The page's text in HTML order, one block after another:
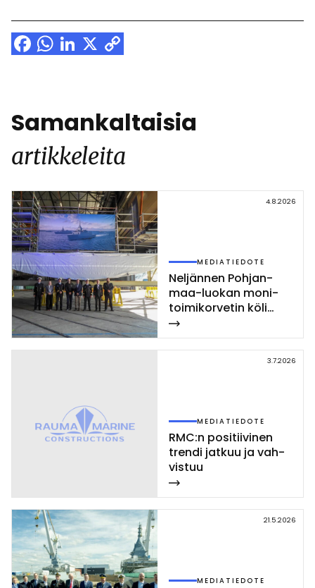
Samankaltaisia
artikkeleita
4.8.2026
MEDIATIEDOTE
Nel­jän­nen Poh­jan­
maa-luo­kan mo­ni­
toi­mi­kor­ve­tin kö­li
las­ket­tiin Rau­mal­la
3.7.2026
MEDIATIEDOTE
RMC:n po­si­tii­vi­nen
tren­di jat­kuu ja vah­
vis­tuu
21.5.2026
MEDIATIEDOTE